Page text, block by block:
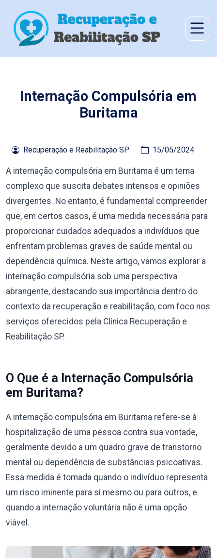
Internação Compulsória em
Buritama
Recuperação e Reabilitação SP 15/05/2024
A internação compulsória em Buritama é um tema
complexo que suscita debates intensos e opiniões
divergentes. No entanto, é fundamental compreender
que, em certos casos, é uma medida necessária para
proporcionar cuidados adequados a indivíduos que
enfrentam problemas graves de saúde mental ou
dependência química. Neste artigo, vamos explorar a
internação compulsória sob uma perspectiva
abrangente, destacando sua importância dentro do
contexto da recuperação e reabilitação, com foco nos
serviços oferecidos pela Clínica Recuperação e
Reabilitação SP.
O Que é a Internação Compulsória
em Buritama?
A internação compulsória em Buritama refere-se à
hospitalização de uma pessoa contra sua vontade,
geralmente devido a um quadro grave de transtorno
mental ou dependência de substâncias psicoativas.
Essa medida é tomada quando o indivíduo representa
um risco iminente para si mesmo ou para outros, e
quando a internação voluntária não é uma opção
viável.